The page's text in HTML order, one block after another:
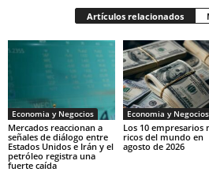
Artículos relacionados
Economia y Negocios
Mercados reaccionan a
señales de diálogo entre
Estados Unidos e Irán y el
petróleo registra una
fuerte caída
Economia y Negocios
Los 10 empresarios
ricos del mundo en
agosto de 2026